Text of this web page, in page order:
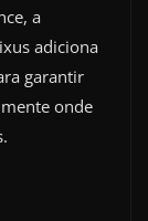
a
adiciona
garantir
onde